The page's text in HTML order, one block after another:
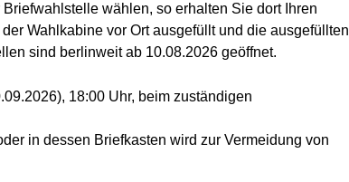
wählen, so erhalten Sie dort Ihren
Wahlkabine vor Ort ausgefüllt und die ausgefüllten
sind berlinweit ab 10.08.2026 geöffnet.
18:00 Uhr, beim zuständigen
in dessen Briefkasten wird zur Vermeidung von